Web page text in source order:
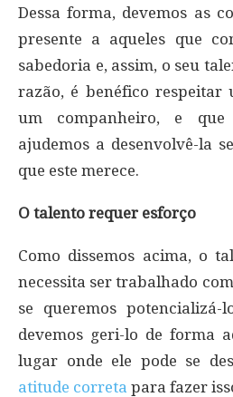
Dessa forma, devemos as
presente a aqueles que
sabedoria e, assim, o seu
razão, é benéfico respeitar
um companheiro, e
ajudemos a desenvolvê-la
que este merece.
O talento requer esforço
Como dissemos acima, o
necessita ser trabalhado
se queremos
devemos geri-lo de forma
lugar onde ele pode se
atitude correta para fazer